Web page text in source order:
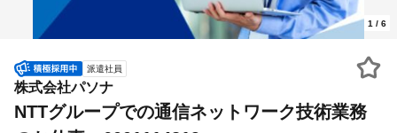
1 / 6
派遣社員
株式会社パソナ
NTTグループでの通信ネットワーク技術業務